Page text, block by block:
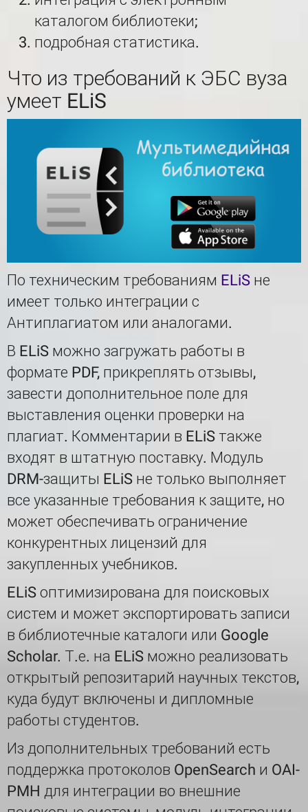
каталогом библиотеки;
подробная статистика.
Что из требований к ЭБС вуза
умеет ELiS
По техническим требованиям ELiS не
имеет только интеграции с
Антиплагиатом или аналогами.
В ELiS можно загружать работы в
формате PDF, прикреплять отзывы,
завести дополнительное поле для
выставления оценки проверки на
плагиат. Комментарии в ELiS также
входят в штатную поставку. Модуль
DRM-защиты ELiS не только выполняет
все указанные требования к защите, но
может обеспечивать ограничение
конкурентных лицензий для
закупленных учебников.
ELiS оптимизирована для поисковых
систем и может экспортировать записи
в библиотечные каталоги или Google
Scholar. Т.е. на ELiS можно реализовать
открытый репозитарий научных текстов,
куда будут включены и дипломные
работы студентов.
Из дополнительных требований есть
поддержка протоколов OpenSearch и OAI-
PMH для интеграции во внешние